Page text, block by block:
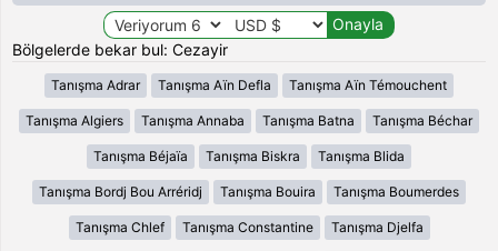
Bölgelerde bekar bul: Cezayir
Tanışma Adrar Tanışma Aïn Defla Tanışma Aïn Témouchent
Tanışma Algiers Tanışma Annaba Tanışma Batna Tanışma Béchar
Tanışma Béjaïa Tanışma Biskra Tanışma Blida
Tanışma Bordj Bou Arréridj Tanışma Bouira Tanışma Boumerdes
Tanışma Chlef Tanışma Constantine Tanışma Djelfa